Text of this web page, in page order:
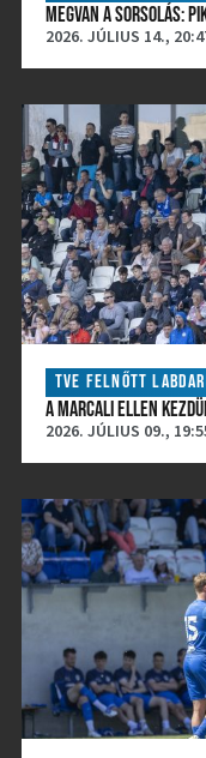
MEGVAN A SORSOLÁS:
2026. JÚLIUS 14.,
TVE FELNŐTT
A MARCALI ELLEN
2026. JÚLIUS 09.,